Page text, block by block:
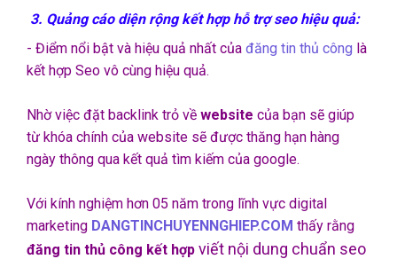
3. Quảng cáo diện rộng kết hợp hỗ trợ seo hiệu quả:
- Điểm nổi bật và hiệu quả nhất của đăng tin thủ công là
kết hợp Seo vô cùng hiệu quả.
Nhờ việc đặt backlink trỏ về website của bạn sẽ giúp
từ khóa chính của website sẽ được thăng hạn hàng
ngày thông qua kết quả tìm kiếm của google.
Với kính nghiệm hơn 05 năm trong lĩnh vực digital
marketing DANGTINCHUYENNGHIEP.COM thấy rằng
đăng tin thủ công kết hợp viết nội dung chuẩn seo